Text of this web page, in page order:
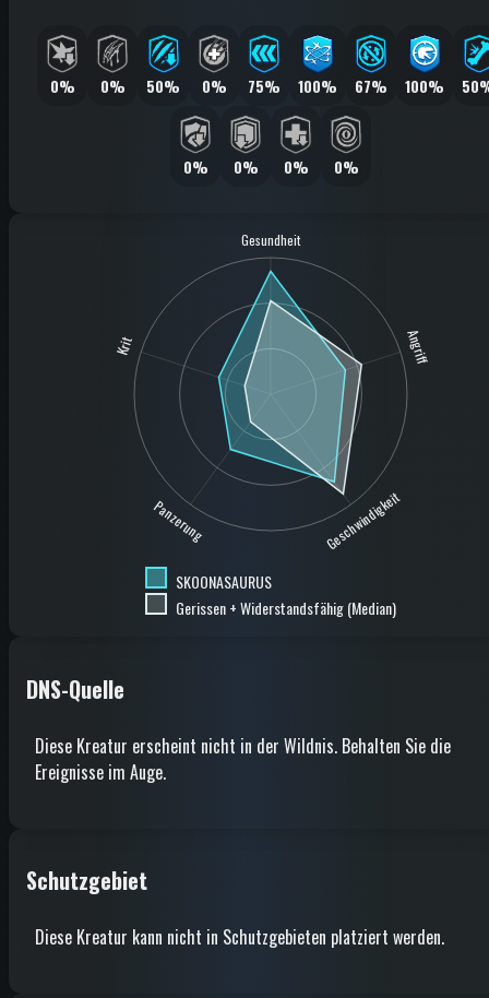
0% 0% 50% 0% 75% 100% 67% 100%
0% 0% 0% 0%
Gesundheit
Angriff
Geschwindigkeit
Panzerung
Krit
SKOONASAURUS
Gerissen + Widerstandsfähig (Median)
DNS-Quelle
Diese Kreatur erscheint nicht in der Wildnis. Behalten Sie die
Ereignisse im Auge.
Schutzgebiet
Diese Kreatur kann nicht in Schutzgebieten platziert werden.